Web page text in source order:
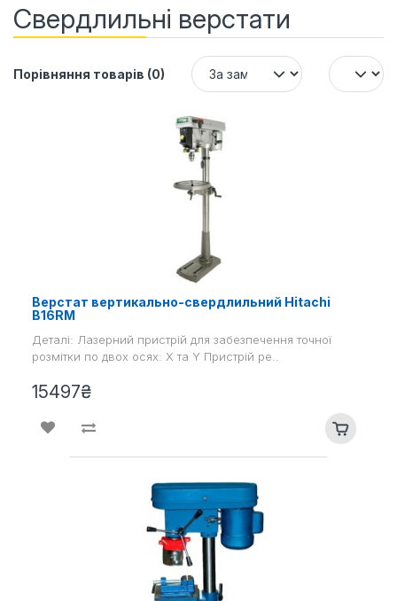
Свердлильні верстати
Порівняння товарів (0)
Верстат вертикально-свердлильний Hitachi
В16RM
Деталі: Лазерний пристрій для забезпечення точної
розмітки по двох осях: X та Y Пристрій ре..
15497₴